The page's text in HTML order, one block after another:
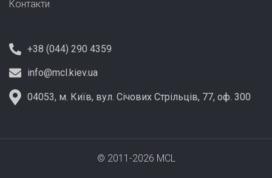
Контакти
+38 (044) 290 4359
info@mcl.kiev.ua
04053, м. Київ, вул. Січових Стрільців, 77, оф. 300
© 2011-2026 MCL